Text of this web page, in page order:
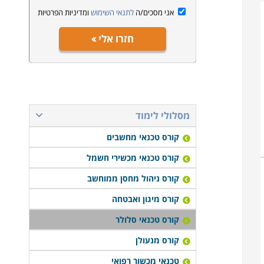
אני מסכים/הלתנאי השימוש ומדיניות הפרטיות
חזרו אלי
מסלולי לימוד
קורס טכנאי מחשבים
קורס טכנאי מכשירי חשמל
קורס ניהול מחסן ממוחשב
קורס מיגון ואבטחה
קורס טכנאי סלולר
קורס מנעולן
טכנאי מכשור רפואי